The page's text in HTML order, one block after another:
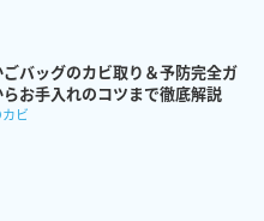
ごバッグのカビ取り＆予防完全ガ
お手入れのコツまで徹底解説
ビ